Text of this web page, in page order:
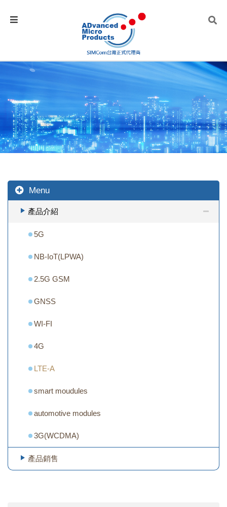
Menu
產品介紹
5G
NB-IoT(LPWA)
2.5G GSM
GNSS
WI-FI
4G
LTE-A
smart moudules
automotive modules
3G(WCDMA)
產品銷售